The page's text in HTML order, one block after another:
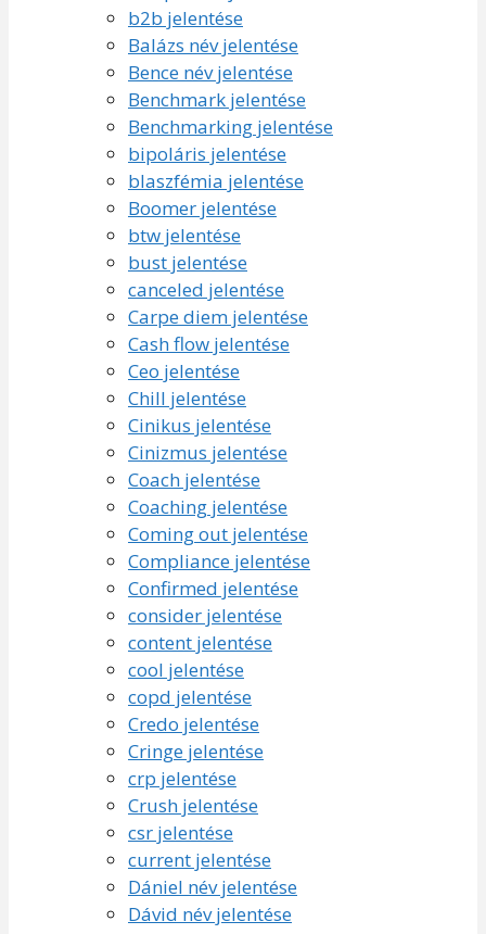
b2b jelentése
Balázs név jelentése
Bence név jelentése
Benchmark jelentése
Benchmarking jelentése
bipoláris jelentése
blaszfémia jelentése
Boomer jelentése
btw jelentése
bust jelentése
canceled jelentése
Carpe diem jelentése
Cash flow jelentése
Ceo jelentése
Chill jelentése
Cinikus jelentése
Cinizmus jelentése
Coach jelentése
Coaching jelentése
Coming out jelentése
Compliance jelentése
Confirmed jelentése
consider jelentése
content jelentése
cool jelentése
copd jelentése
Credo jelentése
Cringe jelentése
crp jelentése
Crush jelentése
csr jelentése
current jelentése
Dániel név jelentése
Dávid név jelentése